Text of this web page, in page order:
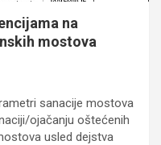
na
mostova
sanacije mostova
ojačanju oštećenih
usled dejstva